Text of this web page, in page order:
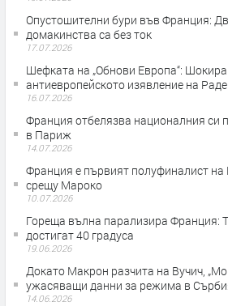
Опустошителни бури във Франция:
домакинства са без ток
17.07.2026
Шефката на „Обнови Европа“:
антиевропейското изявление на
16.07.2026
Франция отбелязва националния си
в Париж
14.07.2026
Франция е първият полуфиналист
срещу Мароко
10.07.2026
Гореща вълна парализира Франция:
достигат 40 градуса
19.06.2026
Докато Макрон разчита на Вучич,
ужасяващи данни за режима в
14.06.2026